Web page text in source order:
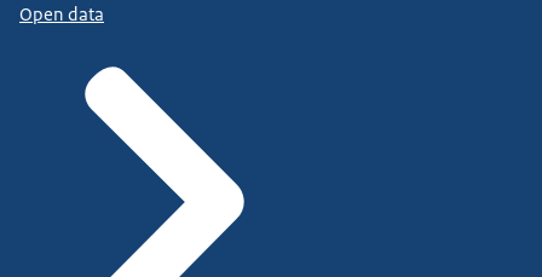
Open data